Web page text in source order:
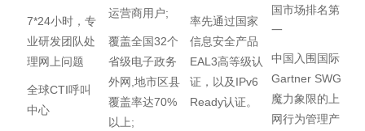
7*24小时，专
业研发团队处
理网上问题
全球CTI呼叫
中心
运营商用户;
覆盖全国32个
省级电子政务
外网,地市区县
覆盖率达70%
以上;
率先通过国家
信息安全产品
EAL3高等级认
证，以及IPv6
Ready认证。
国市场排名第
一
中国入围国际
Gartner SWG
魔力象限的上
网行为管理产